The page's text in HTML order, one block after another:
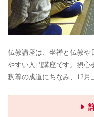
仏教講座は、坐禅と仏教や
やすい入門講座です。摂心
釈尊の成道にちなみ、12月